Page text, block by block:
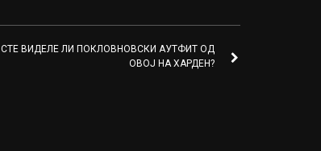
СТЕ ВИДЕЛЕ ЛИ ПОКЛОВНОВСКИ АУТФИТ ОД
ОВОЈ НА ХАРДЕН?